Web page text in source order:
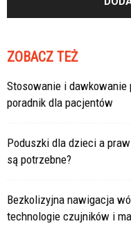
ZOBACZ TEŻ
Stosowanie i
poradnik dla pacjentów
Poduszki dla dzieci a
są potrzebne?
Bezkolizyjna nawigacja
technologie czujników i